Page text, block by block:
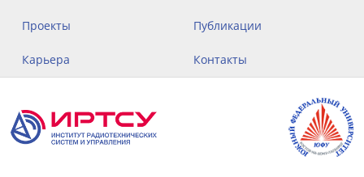
Проекты Публикации
Карьера Контакты